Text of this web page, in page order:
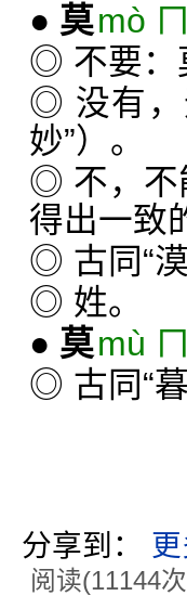
● 莫mò
◎ 不要：
◎ 没有，
妙”）。
◎ 不，不
得出一致
◎ 古同“漠
◎ 姓。
● 莫mù
◎ 古同“暮
分享到：
阅读(11144